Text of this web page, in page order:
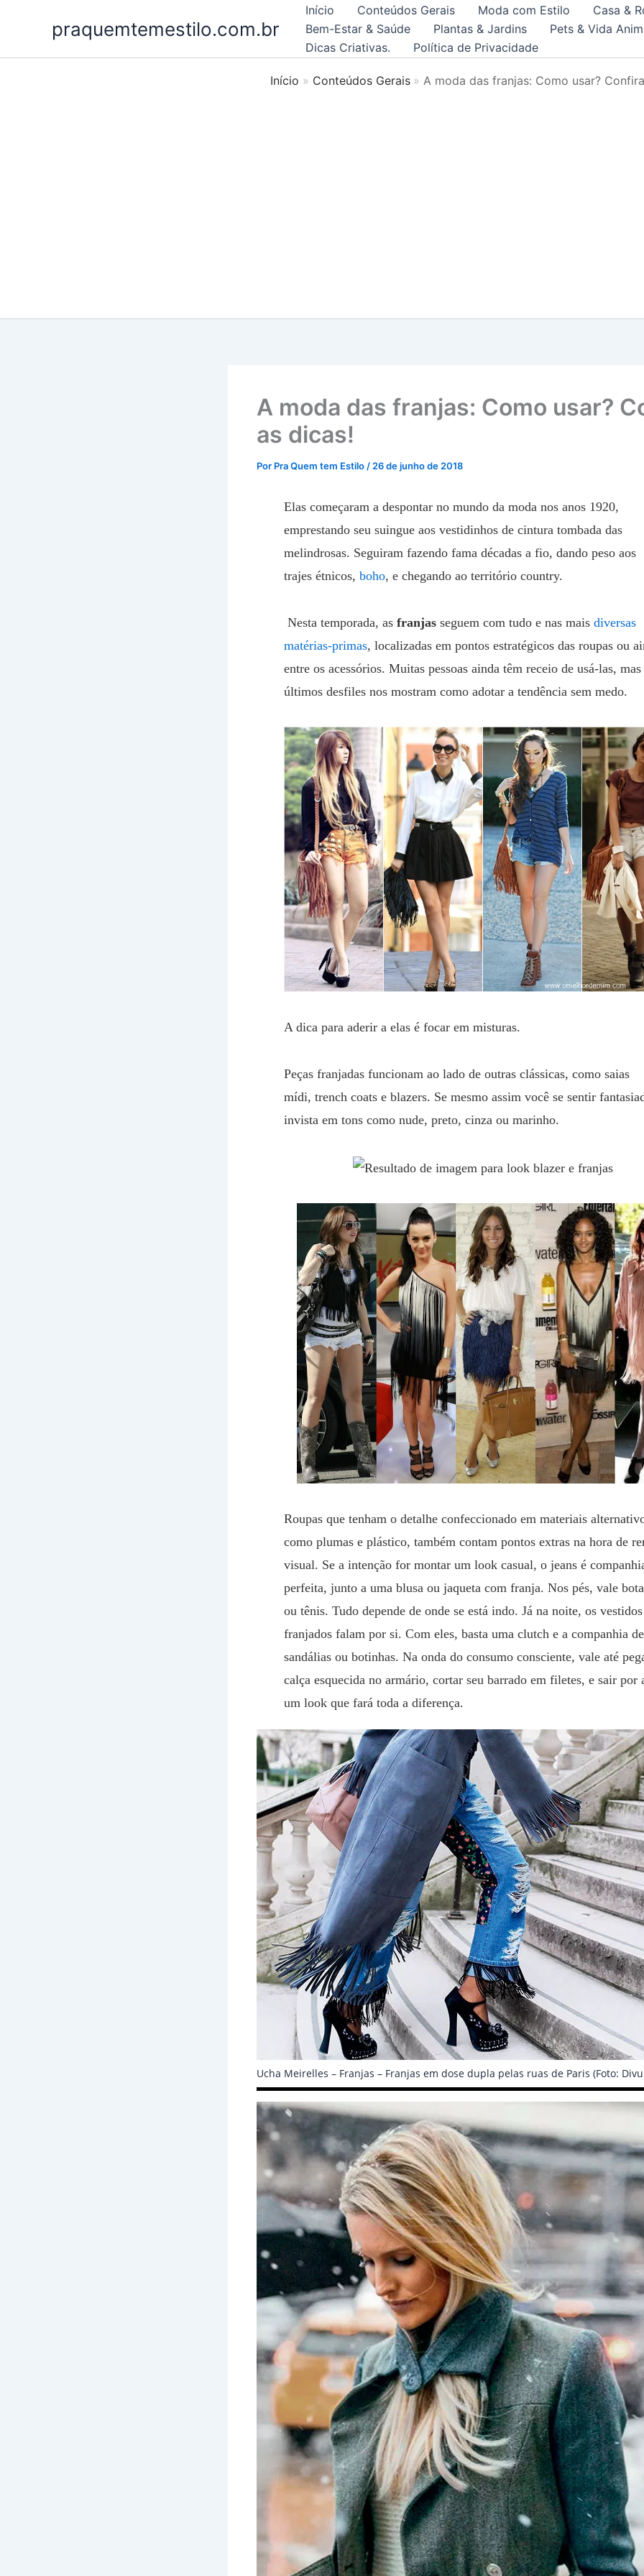
praquemtemestilo.com.br
Início Conteúdos Gerais Moda com Estilo
Casa &
Bem-Estar & Saúde
Plantas & Jardins
Pets & Vida
Dicas Criativas.
Política de Privacidade
Início Conteúdos Gerais A moda das franjas: Como usar?
A moda das franjas: Como usar?
as dicas!
Por Pra Quem tem Estilo / 26 de junho de 2018
Elas começaram a despontar no mundo da moda nos anos 1920,
emprestando seu suingue aos vestidinhos de cintura tombada das
melindrosas. Seguiram fazendo fama décadas a fio, dando peso aos
trajes étnicos, boho, e chegando ao território country.
Nesta temporada, as franjas seguem com tudo e nas mais diversas
matérias-primas, localizadas em pontos estratégicos das roupas ou
entre os acessórios. Muitas pessoas ainda têm receio de usá-las, mas
últimos desfiles nos mostram como adotar a tendência sem medo.
A dica para aderir a elas é focar em misturas.
Peças franjadas funcionam ao lado de outras clássicas, como saias
mídi, trench coats e blazers. Se mesmo assim você se sentir
invista em tons como nude, preto, cinza ou marinho.
Roupas que tenham o detalhe confeccionado em materiais
como plumas e plástico, também contam pontos extras na hora de
visual. Se a intenção for montar um look casual, o jeans é
perfeita, junto a uma blusa ou jaqueta com franja. Nos pés, vale bota
ou tênis. Tudo depende de onde se está indo. Já na noite, os vestidos
franjados falam por si. Com eles, basta uma clutch e a companhia de
sandálias ou botinhas. Na onda do consumo consciente, vale até
calça esquecida no armário, cortar seu barrado em filetes, e sair por
um look que fará toda a diferença.
Ucha Meirelles – Franjas – Franjas em dose dupla pelas ruas de Paris (Foto: